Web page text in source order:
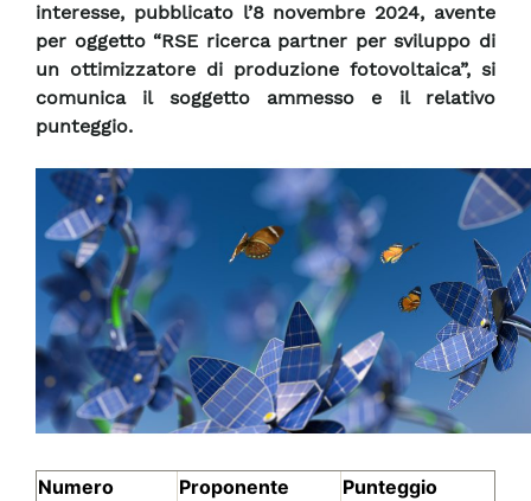
interesse, pubblicato l’8 novembre 2024, avente
per oggetto “RSE ricerca partner per sviluppo di
un ottimizzatore di produzione fotovoltaica”, si
comunica il soggetto ammesso e il relativo
punteggio.
Numero Proponente
Punteggio